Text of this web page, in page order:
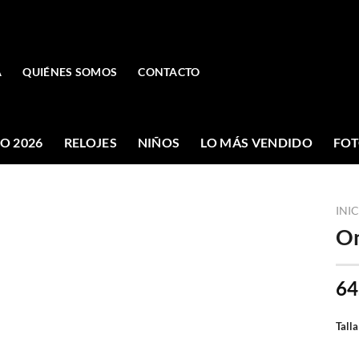
QUIÉNES SOMOS CONTACTO
2026 RELOJES NIÑOS LO MÁS VENDIDO